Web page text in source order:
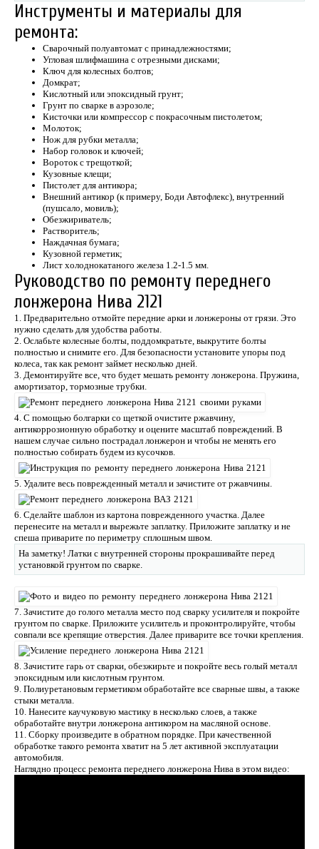
Инструменты и материалы для
ремонта:
Сварочный полуавтомат с принадлежностями;
Угловая шлифмашина с отрезными дисками;
Ключ для колесных болтов;
Домкрат;
Кислотный или эпоксидный грунт;
Грунт по сварке в аэрозоле;
Кисточки или компрессор с покрасочным пистолетом;
Молоток;
Нож для рубки металла;
Набор головок и ключей;
Вороток с трещоткой;
Кузовные клещи;
Пистолет для антикора;
Внешний антикор (к примеру, Боди Автофлекс), внутренний
(пушсало, мовиль);
Обезжириватель;
Растворитель;
Наждачная бумага;
Кузовной герметик;
Лист холоднокатаного железа 1.2-1.5 мм.
Руководство по ремонту переднего
лонжерона Нива 2121
1. Предварительно отмойте передние арки и лонжероны от грязи. Это
нужно сделать для удобства работы.
2. Ослабьте колесные болты, поддомкратьте, выкрутите болты
полностью и снимите его. Для безопасности установите упоры под
колеса, так как ремонт займет несколько дней.
3. Демонтируйте все, что будет мешать ремонту лонжерона. Пружина,
амортизатор, тормозные трубки.
4. С помощью болгарки со щеткой очистите ржавчину,
антикоррозионную обработку и оцените масштаб повреждений. В
нашем случае сильно пострадал лонжерон и чтобы не менять его
полностью собирать будем из кусочков.
5. Удалите весь поврежденный металл и зачистите от ржавчины.
6. Сделайте шаблон из картона поврежденного участка. Далее
перенесите на металл и вырежьте заплатку. Приложите заплатку и не
спеша приварите по периметру сплошным швом.
На заметку! Латки с внутренней стороны прокрашивайте перед
установкой грунтом по сварке.
7. Зачистите до голого металла место под сварку усилителя и покройте
грунтом по сварке. Приложите усилитель и проконтролируйте, чтобы
совпали все крепящие отверстия. Далее приварите все точки крепления.
8. Зачистите гарь от сварки, обезжирьте и покройте весь голый металл
эпоксидным или кислотным грунтом.
9. Полиуретановым герметиком обработайте все сварные швы, а также
стыки металла.
10. Нанесите каучуковую мастику в несколько слоев, а также
обработайте внутри лонжерона антикором на масляной основе.
11. Сборку произведите в обратном порядке. При качественной
обработке такого ремонта хватит на 5 лет активной эксплуатации
автомобиля.
Наглядно процесс ремонта переднего лонжерона Нива в этом видео: